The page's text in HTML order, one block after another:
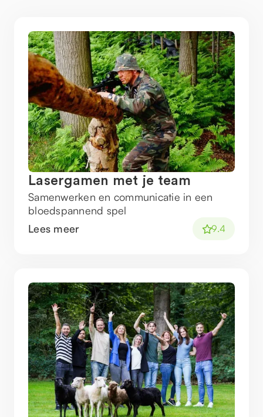
Lasergamen met je team
Samenwerken en communicatie in een
bloedspannend spel
Lees meer
9.4